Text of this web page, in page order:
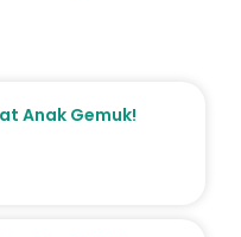
Anak Gemuk!